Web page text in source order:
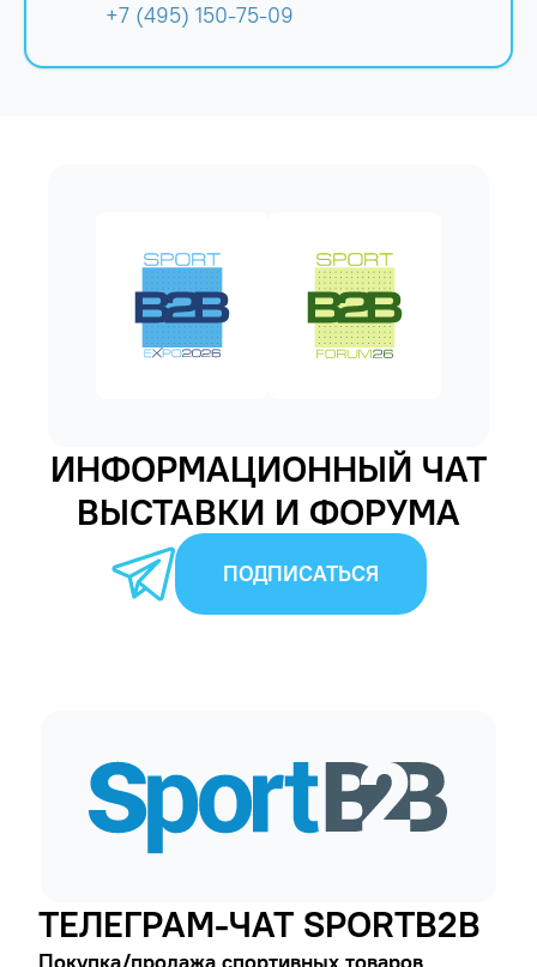
+7 (495) 150-75-09
ИНФОРМАЦИОННЫЙ ЧАТ
ВЫСТАВКИ И ФОРУМА
ПОДПИСАТЬСЯ
ТЕЛЕГРАМ-ЧАТ SPORTB2B